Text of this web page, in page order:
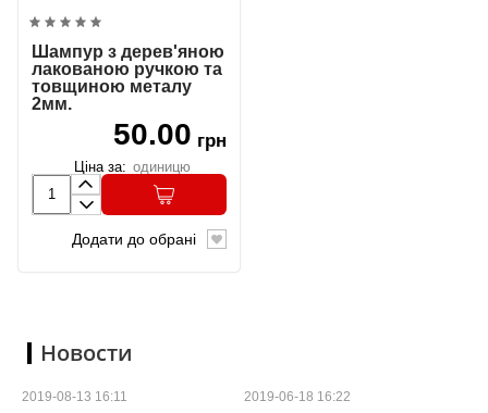
Шампур з дерев'яною
лакованою ручкою та
товщиною металу
2мм.
50.00 грн
Ціна за: одиницю
Додати до обрані
Новости
2019-08-13 16:11 2019-06-18 16:22